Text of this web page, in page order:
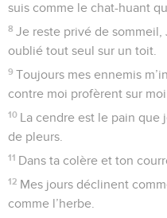
suis comme le chat-huant
8 Je reste privé de
oublié tout seul sur un toit.
9 Toujours mes ennemis
contre moi profèrent sur moi
10 La cendre est le pain que
de pleurs.
11 Dans ta colère et ton
12 Mes jours déclinent
comme l’herbe.